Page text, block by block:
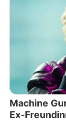
Machine
Ex-